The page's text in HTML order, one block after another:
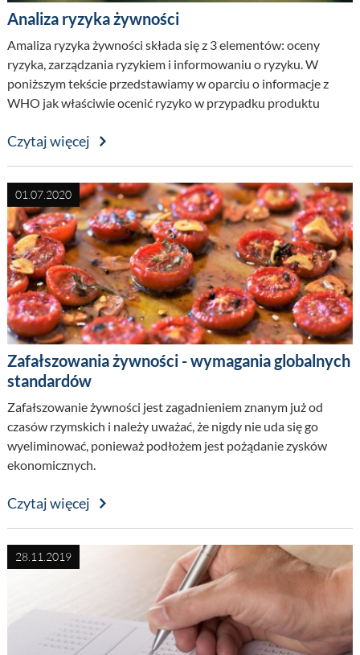
Analiza ryzyka żywności
Amaliza ryzyka żywności składa się z 3 elementów: oceny
ryzyka, zarządzania ryzykiem i informowaniu o ryzyku. W
poniższym tekście przedstawiamy w oparciu o informacje z
WHO jak właściwie ocenić ryzyko w przypadku produktu
informowania o ryzyku żywności?
Czytaj więcej
01.07.2020
Zafałszowania żywności - wymagania globalnych
standardów
Zafałszowanie żywności jest zagadnieniem znanym już od
czasów rzymskich i należy uważać, że nigdy nie uda się go
wyeliminować, ponieważ podłożem jest pożądanie zysków
ekonomicznych.
Czytaj więcej
28.11.2019